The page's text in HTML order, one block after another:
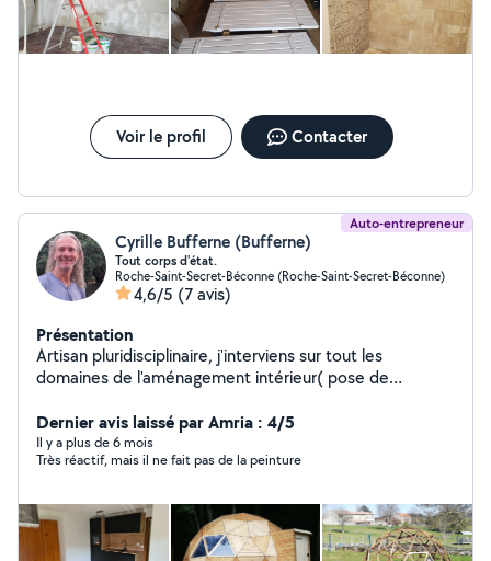
Voir le profil Contacter
Auto-entrepreneur
Cyrille Bufferne (Bufferne)
Tout corps d'état.
Roche-Saint-Secret-Béconne (Roche-Saint-Secret-Béconne)
4,6/5 (7 avis)
Présentation
Artisan pluridisciplinaire, j'interviens sur tout les
domaines de l'aménagement intérieur( pose de
modifications électriques, raccordement sanitaire) et
également pour les travaux extérieurs comme les
terrasses bois, le bardage de façade et la construction
Dernier avis laissé par Amria : 4/5
Il y a plus de 6 mois
Très réactif, mais il ne fait pas de la peinture